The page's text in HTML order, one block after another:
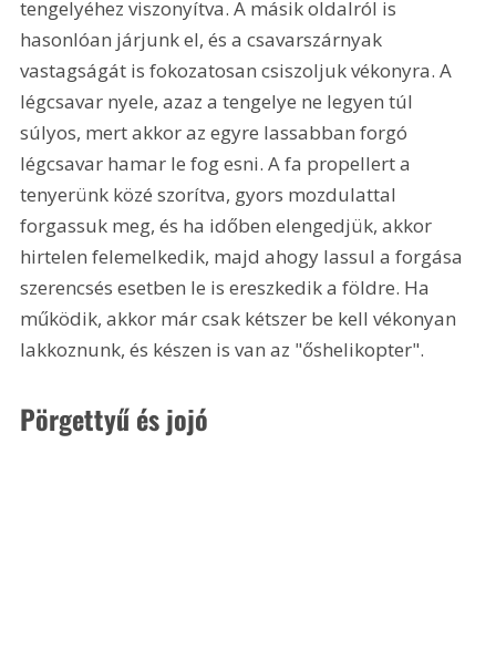
tengelyéhez viszonyítva. A másik oldalról is
hasonlóan járjunk el, és a csavarszárnyak
vastagságát is fokozatosan csiszoljuk vékonyra. A
légcsavar nyele, azaz a tengelye ne legyen túl
súlyos, mert akkor az egyre lassabban forgó
légcsavar hamar le fog esni. A fa propellert a
tenyerünk közé szorítva, gyors mozdulattal
forgassuk meg, és ha időben elengedjük, akkor
hirtelen felemelkedik, majd ahogy lassul a forgása
szerencsés esetben le is ereszkedik a földre. Ha
működik, akkor már csak kétszer be kell vékonyan
lakkoznunk, és készen is van az "őshelikopter".
Pörgettyű és jojó